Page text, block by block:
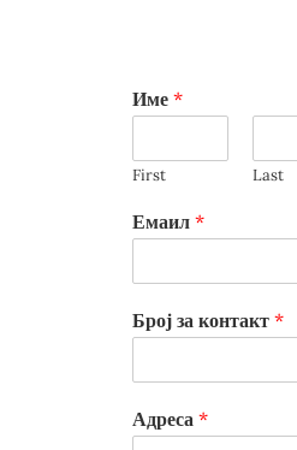
Име *
First Last
Емаил *
Број за контакт *
Адреса *